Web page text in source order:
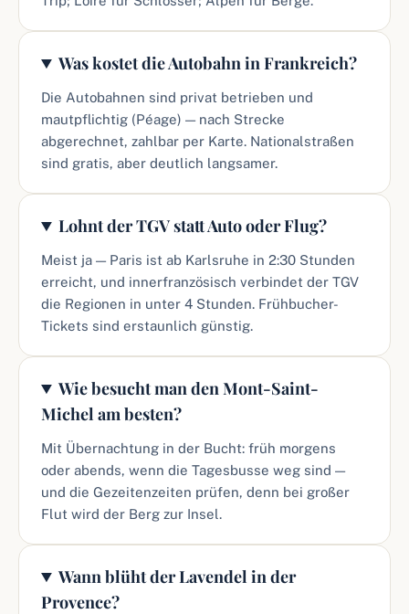
Was kostet die Autobahn in Frankreich?
Die Autobahnen sind privat betrieben und
mautpflichtig (Péage) — nach Strecke
abgerechnet, zahlbar per Karte. Nationalstraßen
sind gratis, aber deutlich langsamer.
Lohnt der TGV statt Auto oder Flug?
Meist ja — Paris ist ab Karlsruhe in 2:30 Stunden
erreicht, und innerfranzösisch verbindet der TGV
die Regionen in unter 4 Stunden. Frühbucher-
Tickets sind erstaunlich günstig.
Wie besucht man den Mont-Saint-
Michel am besten?
Mit Übernachtung in der Bucht: früh morgens
oder abends, wenn die Tagesbusse weg sind —
und die Gezeitenzeiten prüfen, denn bei großer
Flut wird der Berg zur Insel.
Wann blüht der Lavendel in der
Provence?